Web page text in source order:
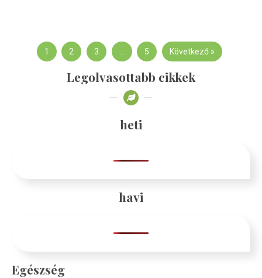
1 2 3 … 5 Következő »
Legolvasottabb cikkek
heti
havi
Egészség